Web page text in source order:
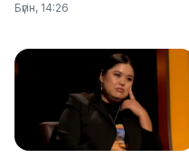
Бүгін, 14:26